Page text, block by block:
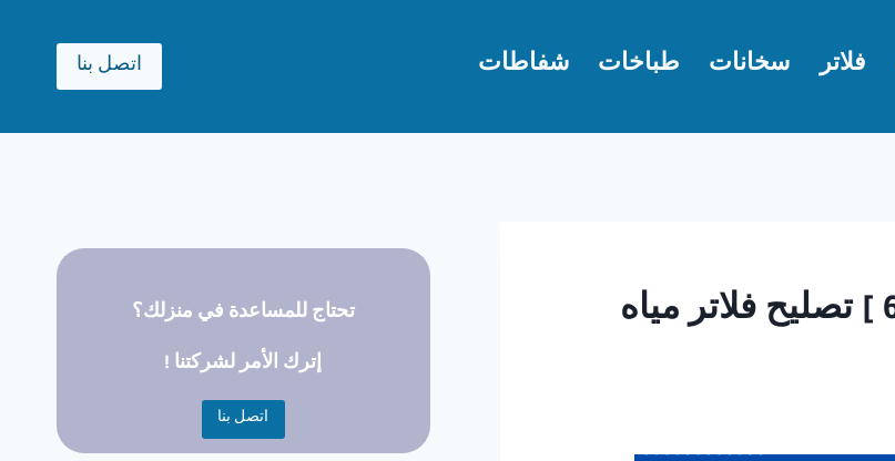
فلاتر سخانات طباخات شفاطات اتصل بنا
صيانة فلاتر مياه الكويت [ 60912008 ] تصليح فلاتر مياه
تحتاج للمساعدة في منزلك؟
إترك الأمر لشركتنا !
اتصل بنا